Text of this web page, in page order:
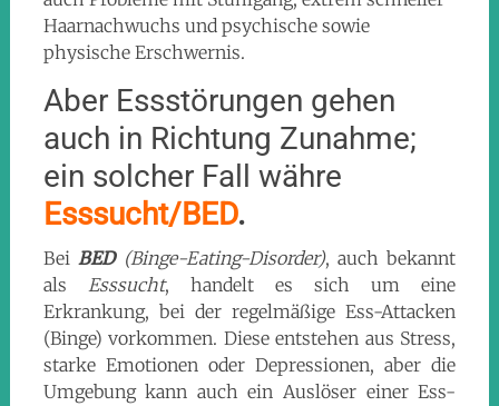
Haarnachwuchs und psychische sowie
physische Erschwernis.
Aber Essstörungen gehen
auch in Richtung Zunahme;
ein solcher Fall währe
Esssucht/BED.
BeiBED(Binge-Eating-Disorder), auch bekannt
als Esssucht, handelt es sich um eine
Erkrankung, bei der regelmäßige Ess-Attacken
(Binge) vorkommen. Diese entstehen aus Stress,
starke Emotionen oder Depressionen, aber die
Umgebung kann auch ein Auslöser einer Ess-